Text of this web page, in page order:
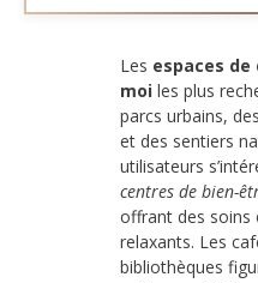
Les espaces
moi les plus
parcs urbains,
et des sentiers
utilisateurs
centres de bien-
offrant des soins
relaxants. Les
bibliothèques